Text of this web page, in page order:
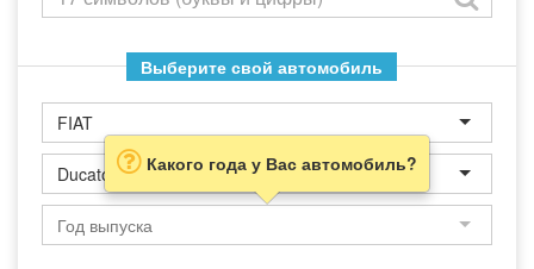
Выберите свой автомобиль
FIAT
Ducato PanoramaКакого года у Вас автомобиль?